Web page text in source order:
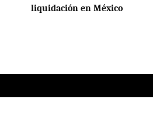
liquidación en México